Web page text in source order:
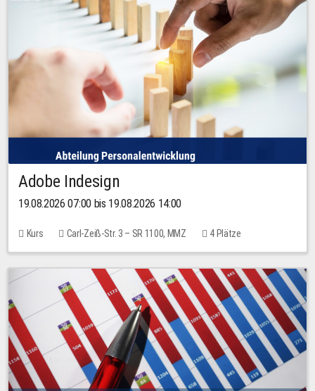
Adobe Indesign
19.08.2026 07:00 bis 19.08.2026 14:00
Kurs Carl-Zeiß-Str. 3 – SR 1100, MMZ 4 Plätze